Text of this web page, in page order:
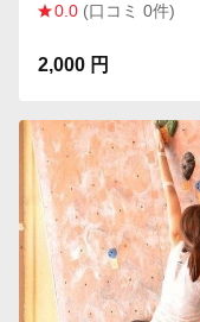
0.0 (口コミ 0件)
2,000 円